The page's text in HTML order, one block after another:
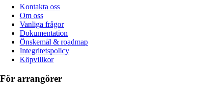
Kontakta oss
Om oss
Vanliga frågor
Dokumentation
Önskemål & roadmap
Integritetspolicy
Köpvillkor
För arrangörer